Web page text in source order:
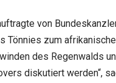
von
Tönnies zum
des Regenwalds
diskutiert werden“,